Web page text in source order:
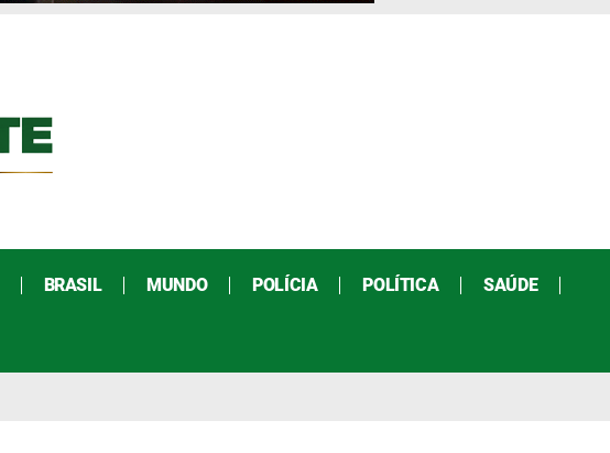
BRASIL MUNDO POLÍCIA POLÍTICA SAÚDE